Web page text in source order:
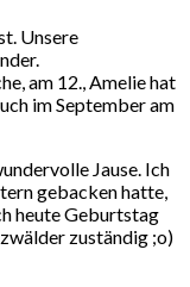
Unsere
am 12., Amelie hat
im September am
Jause. Ich
gebacken hatte,
heute Geburtstag
zuständig ;o)